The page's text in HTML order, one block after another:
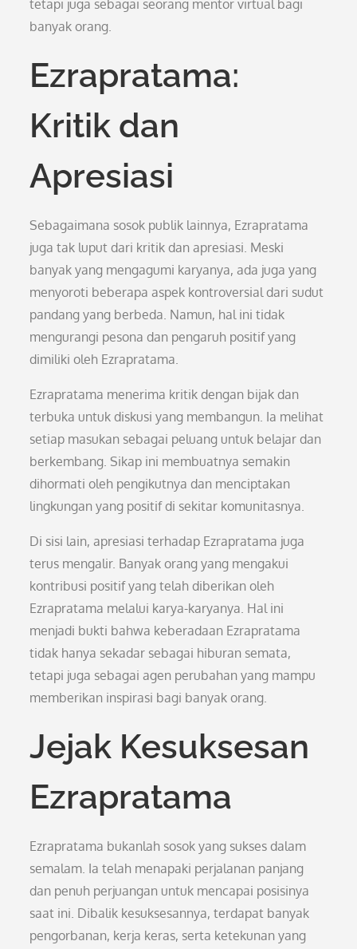
tetapi juga sebagai seorang mentor virtual bagi
banyak orang.
Ezrapratama:
Kritik dan
Apresiasi
Sebagaimana sosok publik lainnya, Ezrapratama
juga tak luput dari kritik dan apresiasi. Meski
banyak yang mengagumi karyanya, ada juga yang
menyoroti beberapa aspek kontroversial dari sudut
pandang yang berbeda. Namun, hal ini tidak
mengurangi pesona dan pengaruh positif yang
dimiliki oleh Ezrapratama.
Ezrapratama menerima kritik dengan bijak dan
terbuka untuk diskusi yang membangun. Ia melihat
setiap masukan sebagai peluang untuk belajar dan
berkembang. Sikap ini membuatnya semakin
dihormati oleh pengikutnya dan menciptakan
lingkungan yang positif di sekitar komunitasnya.
Di sisi lain, apresiasi terhadap Ezrapratama juga
terus mengalir. Banyak orang yang mengakui
kontribusi positif yang telah diberikan oleh
Ezrapratama melalui karya-karyanya. Hal ini
menjadi bukti bahwa keberadaan Ezrapratama
tidak hanya sekadar sebagai hiburan semata,
tetapi juga sebagai agen perubahan yang mampu
memberikan inspirasi bagi banyak orang.
Jejak Kesuksesan
Ezrapratama
Ezrapratama bukanlah sosok yang sukses dalam
semalam. Ia telah menapaki perjalanan panjang
dan penuh perjuangan untuk mencapai posisinya
saat ini. Dibalik kesuksesannya, terdapat banyak
pengorbanan, kerja keras, serta ketekunan yang